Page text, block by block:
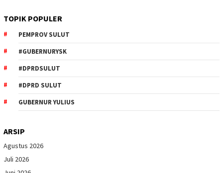
TOPIK POPULER
PEMPROV SULUT
#GUBERNURYSK
#DPRDSULUT
#DPRD SULUT
GUBERNUR YULIUS
ARSIP
Agustus 2026
Juli 2026